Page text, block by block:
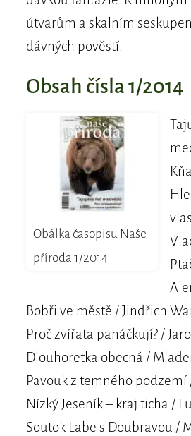
útvarům a skalním
dávných pověstí.
Obsah čísla 1/2014
Obálka časopisu Naše
příroda 1/2014
Bobři ve městě / Jindřich
Proč zvířata panáčkují? /
Dlouhoretka obecná /
Pavouk z temného podzemí
Nízký Jeseník – kraj ticha /
Soutok Labe s Doubravou /